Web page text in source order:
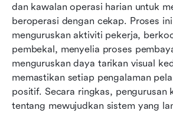
dan kawalan operasi harian untuk
beroperasi dengan cekap. Proses
menguruskan aktiviti pekerja,
pembekal, menyelia proses
menguruskan daya tarikan visual
memastikan setiap pengalaman
positif. Secara ringkas, pengurusan
tentang mewujudkan sistem yang